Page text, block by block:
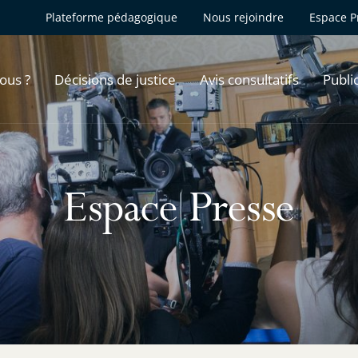
Plateforme pédagogique Nous rejoindre Espace
? Décisions de justice Avis consultatifs
Espace Presse